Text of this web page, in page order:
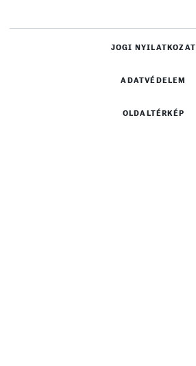
JOGI NYILATKOZAT
ADATVÉDELEM
OLDALTÉRKÉP